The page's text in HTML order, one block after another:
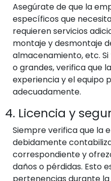
Asegúrate de que la
específicos que
requieren servicios
montaje y desmontaje
almacenamiento, etc.
o grandes, verifica que
experiencia y el equipo
adecuadamente.
4. Licencia y
Siempre verifica que la
debidamente
correspondiente y
daños o pérdidas. Esto
pertenencias durante la